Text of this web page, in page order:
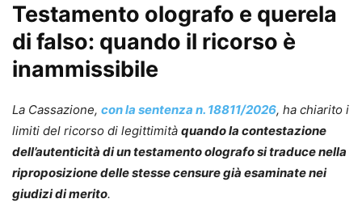
Testamento olografo e querela
di falso: quando il ricorso è
inammissibile
La Cassazione, con la sentenza n. 18811/2026, ha chiarito i
limiti del ricorso di legittimità quando la contestazione
dell’autenticità di un testamento olografo si traduce nella
riproposizione delle stesse censure già esaminate nei
giudizi di merito.